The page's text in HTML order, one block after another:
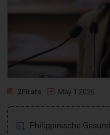
2Firsts May 1 2026
Philippinische